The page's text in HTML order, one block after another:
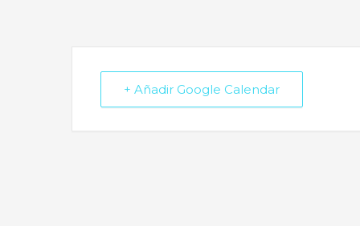
+ Añadir Google Calendar